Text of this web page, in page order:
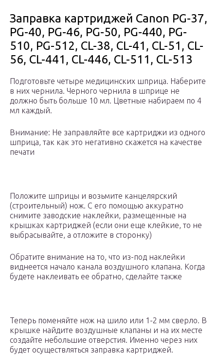
Заправка картриджей Canon PG-37,
PG-40, PG-46, PG-50, PG-440, PG-
510, PG-512, CL-38, CL-41, CL-51, CL-
56, CL-441, CL-446, CL-511, CL-513
Подготовьте четыре медицинских шприца. Наберите
в них чернила. Черного чернила в шприце не
должно быть больше 10 мл. Цветные набираем по 4
мл каждый.
Внимание: Не заправляйте все картриджи из одного
шприца, так как это негативно скажется на качестве
печати
Положите шприцы и возьмите канцелярский
(строительный) нож. С его помощью аккуратно
снимите заводские наклейки, размещенные на
крышках картриджей (если они еще клейкие, то не
выбрасывайте, а отложите в сторонку)
Обратите внимание на то, что из-под наклейки
виднеется начало канала воздушного клапана. Когда
будете наклеивать ее обратно, сделайте также
Теперь поменяйте нож на шило или 1-2 мм сверло. В
крышке найдите воздушные клапаны и на их месте
создайте небольшие отверстия. Именно через них
будет осуществляться заправка картриджей.